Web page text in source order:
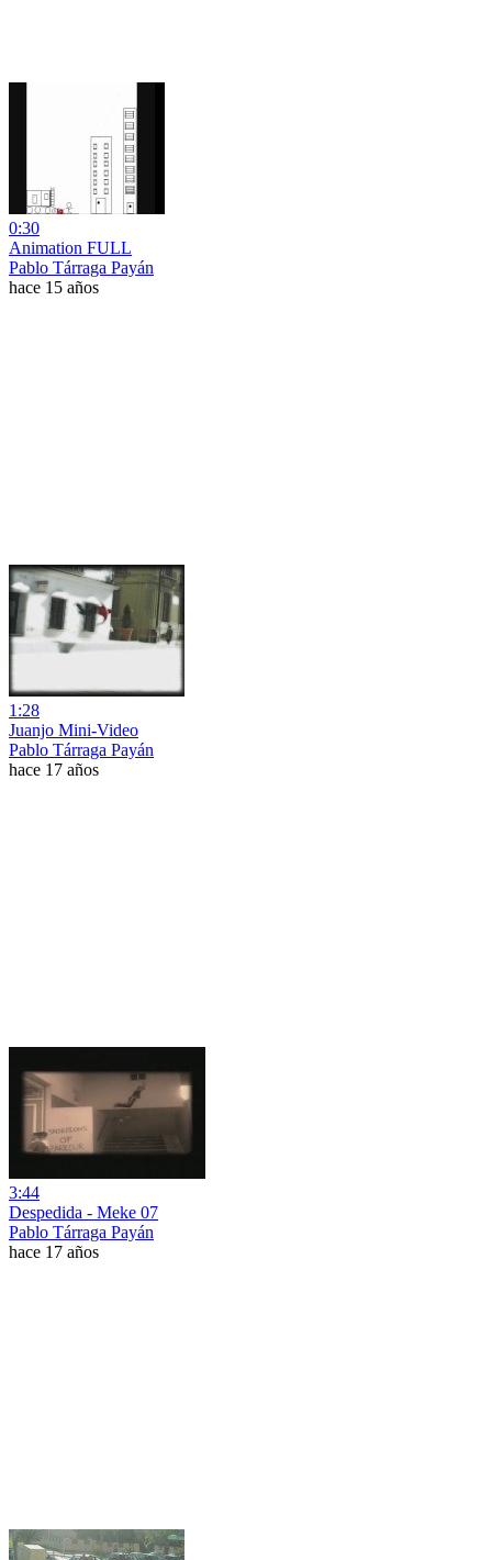
0:30
Animation FULL
Pablo Tárraga Payán
hace 15 años
1:28
Juanjo Mini-Video
Pablo Tárraga Payán
hace 17 años
3:44
Despedida - Meke 07
Pablo Tárraga Payán
hace 17 años